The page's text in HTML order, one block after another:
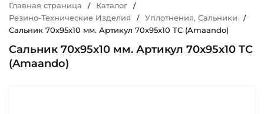
Главная страница / Каталог /
Резино-Технические Изделия / Уплотнения, Сальники /
Сальник 70x95x10 мм. Артикул 70x95x10 TC (Amaando)
Сальник 70x95x10 мм. Артикул 70x95x10 TC
(Amaando)